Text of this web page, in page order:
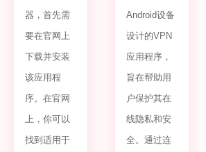
器，首先需
要在官网上
下载并安装
该应用程
序。在官网
上，你可以
找到适用于
Android设备
设计的VPN
应用程序，
旨在帮助用
户保护其在
线隐私和安
全。通过连